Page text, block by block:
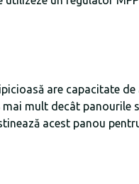
are capacitate
mai mult decât panourile
acest panou